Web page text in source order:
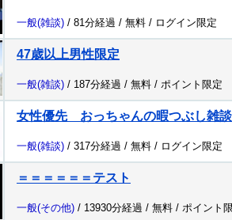
一般(雑談) / 81分経過 / 無料 / ログイン限定
47歳以上男性限定
一般(雑談) / 187分経過 / 無料 / ポイント限定
女性優先 おっちゃんの暇つぶし雑
一般(雑談) / 317分経過 / 無料 / ログイン限定
＝＝＝＝＝＝テスト
一般(その他) / 13930分経過 / 無料 / ポイント